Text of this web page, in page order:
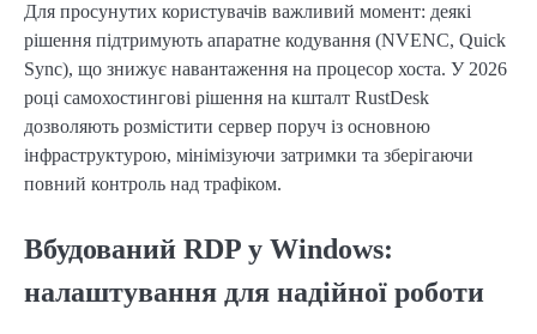
Для просунутих користувачів важливий момент: деякі
рішення підтримують апаратне кодування (NVENC, Quick
Sync), що знижує навантаження на процесор хоста. У 2026
році самохостингові рішення на кшталт RustDesk
дозволяють розмістити сервер поруч із основною
інфраструктурою, мінімізуючи затримки та зберігаючи
повний контроль над трафіком.
Вбудований RDP у Windows:
налаштування для надійної роботи